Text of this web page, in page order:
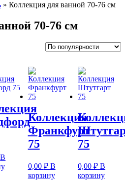
» Коллекция для ванной 70-76 см
70-76 см
В
Коллекция
Франкфурт
75
0,00 ₽ В
корзину
75
0,00 ₽ В
корзину